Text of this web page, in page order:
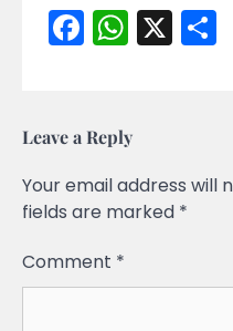
Facebook
X
Leave a Reply
Your email address will
fields are marked *
Comment *